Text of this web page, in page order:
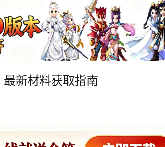
新材料获取指南